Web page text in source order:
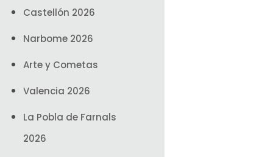
Castellón 2026
Narbome 2026
Arte y Cometas
Valencia 2026
La Pobla de Farnals
2026